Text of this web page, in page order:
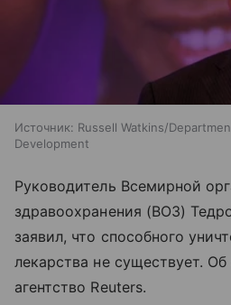
Источник: Russell Watkins/
Development
Руководитель Всемирной
здравоохранения (ВОЗ)
заявил, что способного
лекарства не существует.
агентство Reuters.